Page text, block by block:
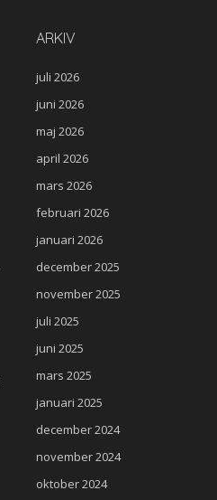
ARKIV
juli 2026
juni 2026
maj 2026
april 2026
mars 2026
februari 2026
januari 2026
december 2025
november 2025
juli 2025
juni 2025
mars 2025
januari 2025
december 2024
november 2024
oktober 2024